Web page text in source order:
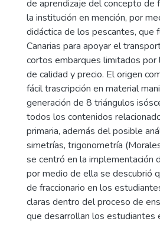
de aprendizaje del concepto de
la institución en mención, por
didáctica de los pescantes, que
Canarias para apoyar el
cortos embarques limitados
de calidad y precio. El origen
fácil trascripción en material
generación de 8 triángulos
todos los contenidos
primaria, además del posible
simetrías, trigonometría
se centró en la implementación
por medio de ella se descubrió
de fraccionario en los
claras dentro del proceso de
que desarrollan los estudiantes